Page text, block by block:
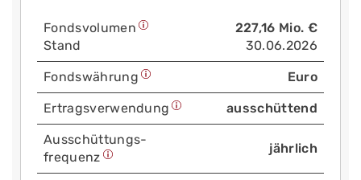
Fonds­volumen
Stand
227,16 Mio. €
30.06.2026
Fonds­währung Euro
Ertrags­verwendung ausschüttend
Aus­schüttungs­
frequenz
jährlich